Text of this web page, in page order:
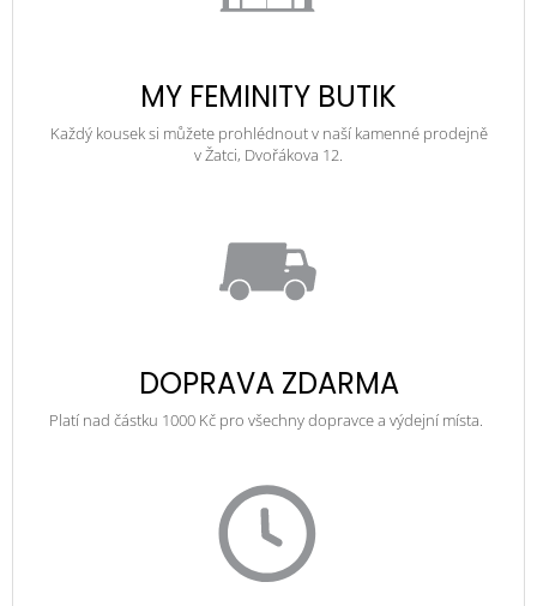
MY FEMINITY BUTIK
Každý kousek si můžete prohlédnout v naší kamenné prodejně
v Žatci, Dvořákova 12.
DOPRAVA ZDARMA
Platí nad částku 1000 Kč pro všechny dopravce a výdejní místa.